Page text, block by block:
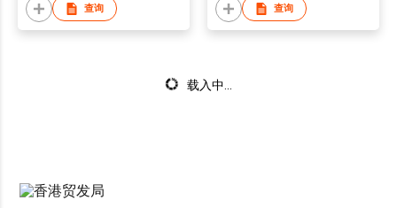
查询 查询
载入中...